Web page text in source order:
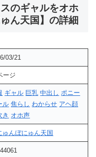
のギャルをオホ
ん天国】の詳細
03/21
ージ
ギャル 巨乳 中出し ポニー
ル 焦らし わからせ アヘ顔
き オホ声
ゅんぼにゅん天国